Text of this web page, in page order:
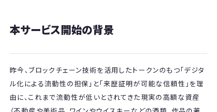
本サービス開始の背景
昨今、ブロックチェーン技術を活用したトークンのもつ「デジタ
ル化による流動性の担保」と「来歴証明が可能な信頼性」を理
由に、これまで流動性が低いとされてきた現実の高額な資産